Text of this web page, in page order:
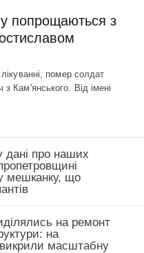
попрощаються з
помер солдат
Кам'янського. Від імені
дані про наших
мешканку, що
на ремонт
на
масштабну